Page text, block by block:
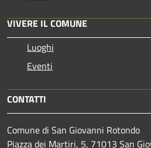
VIVERE IL COMUNE
Luoghi
Eventi
CONTATTI
Comune di San Giovanni Rotondo
Piazza dei Martiri, 5, 71013 San